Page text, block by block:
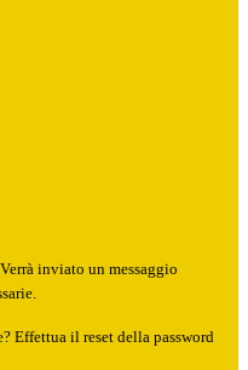
Verrà inviato un messaggio
Effettua il reset della password